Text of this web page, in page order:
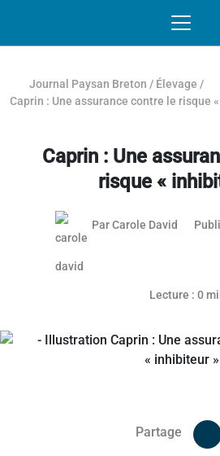
Journal Paysan Breton / Élevage /
Caprin : Une assurance contre le risque
Caprin : Une
risque «
ParCarole David
Lecture : 0
Partage